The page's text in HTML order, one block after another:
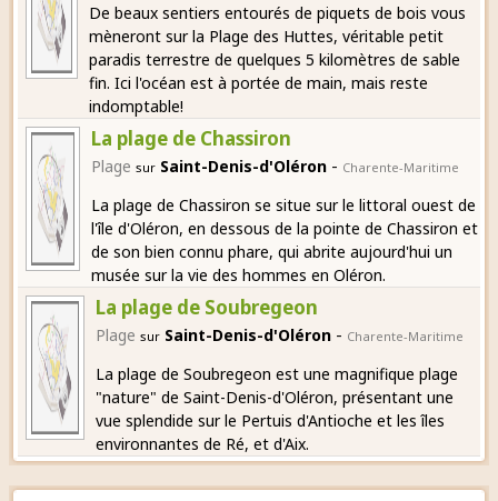
De beaux sentiers entourés de piquets de bois vous
mèneront sur la Plage des Huttes, véritable petit
paradis terrestre de quelques 5 kilomètres de sable
fin. Ici l'océan est à portée de main, mais reste
indomptable!
La plage de Chassiron
Plage sur Saint-Denis-d'Oléron - Charente-Maritime
La plage de Chassiron se situe sur le littoral ouest de
l'île d'Oléron, en dessous de la pointe de Chassiron et
de son bien connu phare, qui abrite aujourd'hui un
musée sur la vie des hommes en Oléron.
La plage de Soubregeon
Plage sur Saint-Denis-d'Oléron - Charente-Maritime
La plage de Soubregeon est une magnifique plage
"nature" de Saint-Denis-d'Oléron, présentant une
vue splendide sur le Pertuis d'Antioche et les îles
environnantes de Ré, et d'Aix.